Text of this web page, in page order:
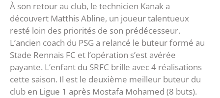
À son retour au club, le technicien Kanak a
découvert Matthis Abline, un joueur talentueux
resté loin des priorités de son prédécesseur.
L’ancien coach du PSG a relancé le buteur formé au
Stade Rennais FC et l’opération s’est avérée
payante. L’enfant du SRFC brille avec 4 réalisations
cette saison. Il est le deuxième meilleur buteur du
club en Ligue 1 après Mostafa Mohamed (8 buts).